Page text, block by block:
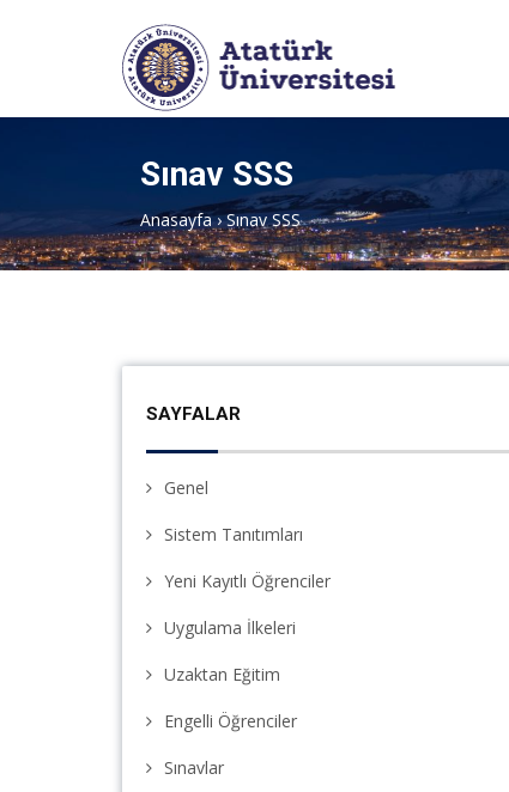
Sınav SSS
Anasayfa›Sınav SSS
SAYFALAR
Genel
Sistem Tanıtımları
Yeni Kayıtlı Öğrenciler
Uygulama İlkeleri
Uzaktan Eğitim
Engelli Öğrenciler
Sınavlar